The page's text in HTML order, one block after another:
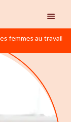
femmes au travail